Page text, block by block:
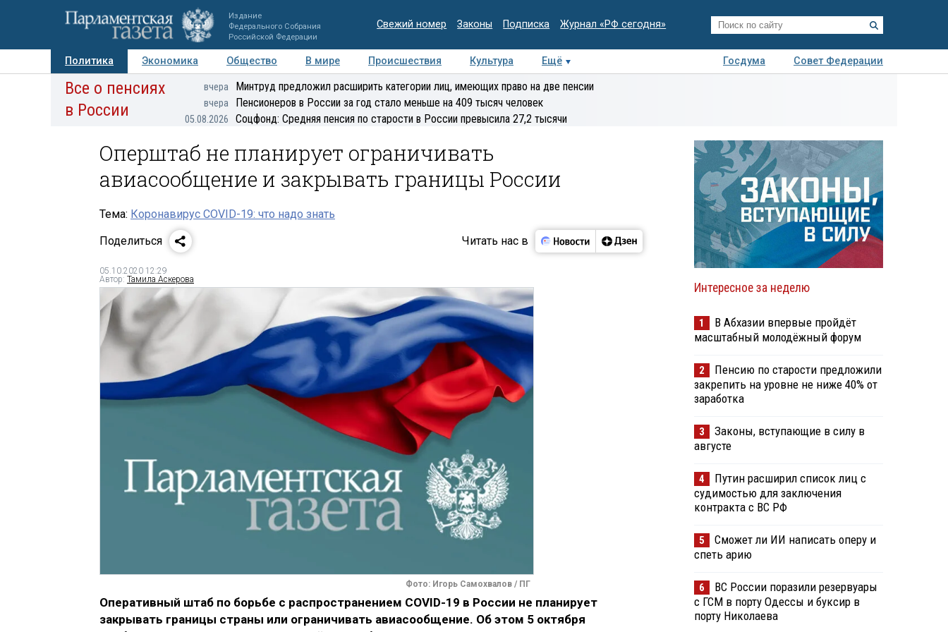
Издание
Федерального Собрания
Российской Федерации
Свежий номер Законы Подписка Журнал «РФ сегодня»
Политика Экономика Общество В мире Происшествия Культура Ещё Госдума
Совет Федерации
Авторы Персоны Мнения Регионы Медиацентр Интервью Колумнисты
Деловая
Все о пенсиях
в России
вчера Минтруд предложил расширить категории лиц, имеющих право на две пенсии
вчера Пенсионеров в России за год стало меньше на 409 тысяч человек
05.08.2026 Соцфонд: Средняя пенсия по старости в России превысила 27,2 тысячи
Оперштаб не планирует ограничивать
авиасообщение и закрывать границы России
Тема: Коронавирус COVID-19: что надо знать
Поделиться
Читать нас в
05.10.2020 12:29
Автор: Тамила Аскерова
Фото: Игорь Самохвалов / ПГ
Оперативный штаб по борьбе с распространением COVID-19 в России не планирует
закрывать границы страны или ограничивать авиасообщение. Об этом 5 октября
Интересное за неделю
1
В Абхазии впервые пройдёт
масштабный молодёжный форум
2
Пенсию по старости предложили
закрепить на уровне не ниже 40% от
заработка
3
Законы, вступающие в силу в
августе
4
Путин расширил список лиц с
судимостью для заключения
контракта с ВС РФ
5
Сможет ли ИИ написать оперу и
спеть арию
6
ВС России поразили резервуары
с ГСМ в порту Одессы и буксир в
порту Николаева